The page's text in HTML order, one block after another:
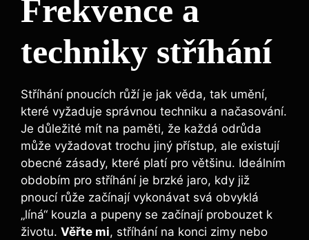
Frekvence a‌
techniky stříhání
Stříhání pnoucích růží je⁢ jak věda, tak umění,⁣
které vyžaduje správnou ⁤techniku‌ a načasování.
⁤Je důležité mít na⁢ paměti, že každá odrůda
může‌ vyžadovat ⁤trochu ⁢jiný přístup,​ ale existují
obecné⁢ zásady, ⁣které platí ⁢pro většinu. Ideálním
obdobím pro stříhání je brzké jaro, kdy již⁤
pnoucí‌ růže začínají​ vykonávat ​svá obvyklá
„líná“ kouzla a pupeny se začínají probouzet k
životu. Věřte mi, stříhání na konci zimy nebo​